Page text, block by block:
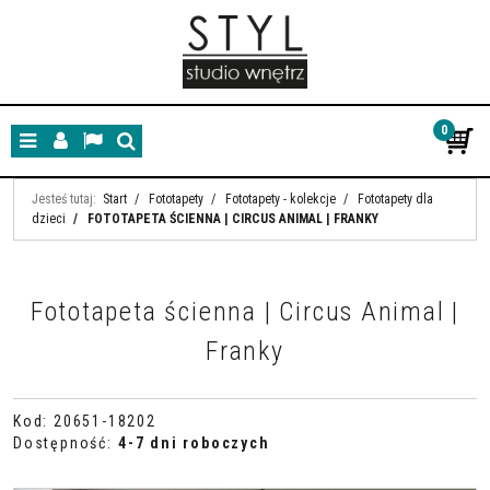
MenuPanelLangSzukaj
0
Jesteś tutaj: Start / Fototapety / Fototapety - kolekcje /
Fototapety dla
dzieci / FOTOTAPETA ŚCIENNA | CIRCUS ANIMAL | FRANKY
Fototapeta ścienna | Circus Animal |
Franky
Kod : 20651-18202
Dostępność: 4-7 dni roboczych